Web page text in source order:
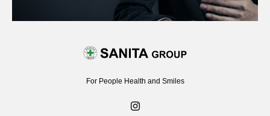
For People Health and Smiles